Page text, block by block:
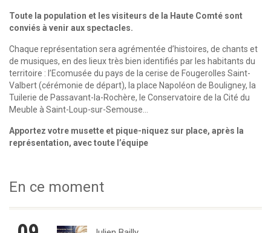
Toute la population et les visiteurs de la Haute Comté sont
conviés à venir aux spectacles.
Chaque représentation sera agrémentée d’histoires, de chants et
de musiques, en des lieux très bien identifiés par les habitants du
territoire : l’Ecomusée du pays de la cerise de Fougerolles Saint-
Valbert (cérémonie de départ), la place Napoléon de Bouligney, la
Tuilerie de Passavant-la-Rochère, le Conservatoire de la Cité du
Meuble à Saint-Loup-sur-Semouse…
Apportez votre musette et pique-niquez sur place, après la
représentation, avec toute l’équipe
En ce moment